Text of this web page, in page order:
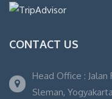
CONTACT US
Head Office : Jalan
Sleman, Yogyakarta